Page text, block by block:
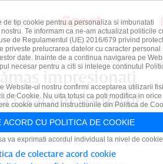
impresionaţi
lăsată în vestiarul
de tip cookie pentru a personaliza si imbunatati
Te informam ca ne-am actualizat politicile
de Regulamentul (UE) 2016/679 privind
priveste prelucrarea datelor cu caracter personal
date. Inainte de a continua navigarea pe
necesar pentru a citi si intelege continutul
Website-ul nostru confirmi acceptarea utilizarii
de Cookie. Nu uita totusi ca poti modifica in orice
cookie urmand instructiunile din Politica de
ACORD CU POLITICA DE COOKIE
va exprimati acordul individual la nivel de
de colectare acord cookie